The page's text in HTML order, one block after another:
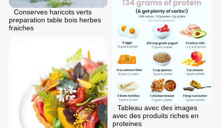
Conserves haricots verts
preparation table bois herbes
fraiches
Tableau avec des images
avec des produits riches en
proteines